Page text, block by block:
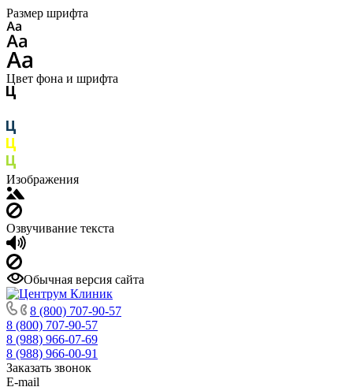
Размер шрифта
Цвет фона и шрифта
Изображения
Озвучивание текста
Обычная версия сайта
8 (800) 707-90-57
8 (800) 707-90-57
8 (988) 966-07-69
8 (988) 966-00-91
Заказать звонок
E-mail